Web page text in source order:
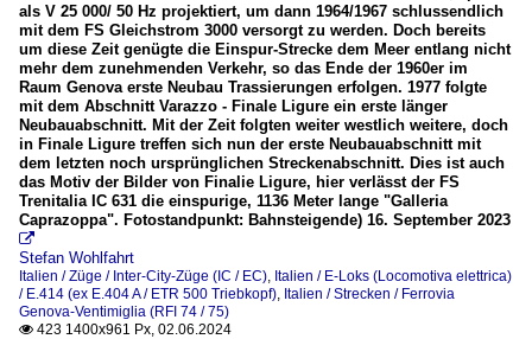
als V 25 000/ 50 Hz projektiert, um dann 1964/1967 schlussendlich
mit dem FS Gleichstrom 3000 versorgt zu werden. Doch bereits
um diese Zeit genügte die Einspur-Strecke dem Meer entlang nicht
mehr dem zunehmenden Verkehr, so das Ende der 1960er im
Raum Genova erste Neubau Trassierungen erfolgen. 1977 folgte
mit dem Abschnitt Varazzo - Finale Ligure ein erste länger
Neubauabschnitt. Mit der Zeit folgten weiter westlich weitere, doch
in Finale Ligure treffen sich nun der erste Neubauabschnitt mit
dem letzten noch ursprünglichen Streckenabschnitt. Dies ist auch
das Motiv der Bilder von Finalie Ligure, hier verlässt der FS
Trenitalia IC 631 die einspurige, 1136 Meter lange "Galleria
Caprazoppa". Fotostandpunkt: Bahnsteigende) 16. September 2023

Stefan Wohlfahrt
Italien / Züge / Inter-City-Züge (IC / EC) Italien / E-Loks (Locomotiva elettrica)
/ E.414 (ex E.404 A / ETR 500 Triebkopf) Italien / Strecken / Ferrovia
Genova-Ventimiglia (RFI 74 / 75)
 423 1400x961 Px, 02.06.2024